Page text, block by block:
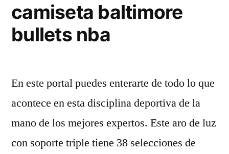
camiseta baltimore
bullets nba
En este portal puedes enterarte de todo lo que
acontece en esta disciplina deportiva de la
mano de los mejores expertos. Este aro de luz
con soporte triple tiene 38 selecciones de